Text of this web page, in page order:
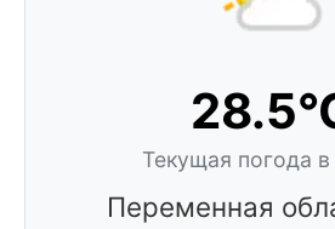
Текущая погода в
Переменная